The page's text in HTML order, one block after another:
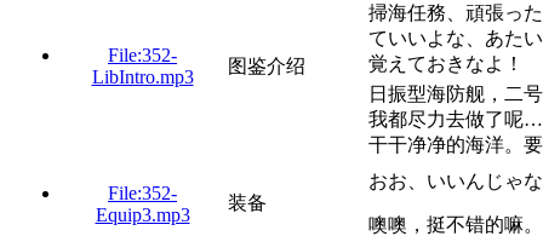
File:352-
LibIntro.mp3
图鉴介绍
掃海任務、頑張っ
ていいよな、あた
覚えておきなよ！
日振型海防舰，二
我都尽力去做了呢
干干净净的海洋。
File:352-
Equip3.mp3
装备
おお、いいんじゃ
噢噢，挺不错的嘛。